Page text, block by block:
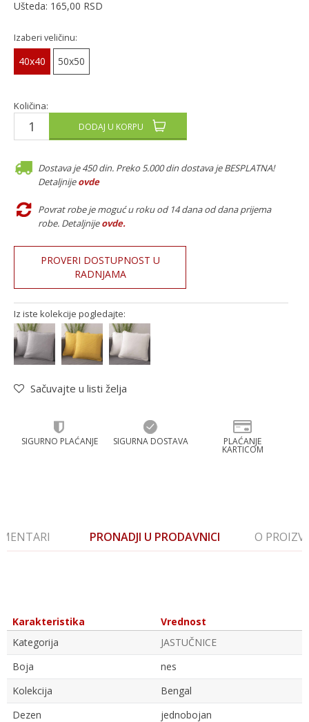
Ušteda: 165,00 RSD
Izaberi veličinu:
40x40 50x50
Količina:
DODAJ U KORPU
Dostava je 450 din. Preko 5.000 din dostava je BESPLATNA!
Detaljnijeovde
Povrat robe je moguć u roku od 14 dana od dana prijema
robe. Detaljnije ovde.
PROVERI DOSTUPNOST U
RADNJAMA
Iz iste kolekcije pogledajte:
Sačuvajte u listi želja
SIGURNO PLAĆANJE SIGURNA DOSTAVA PLAĆANJE
KARTICOM
PRONADJI U PRODAVNICI O
Karakteristika
Vrednost
Kategorija
JASTUČNICE
Boja
nes
Kolekcija
Bengal
Dezen
jednobojan